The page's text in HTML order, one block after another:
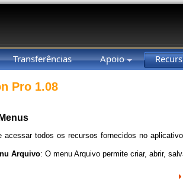
Transferências Apoio
Pro 1.08
acessar todos os recursos fornecidos no
Arquivo: O menu Arquivo permite criar, abrir,